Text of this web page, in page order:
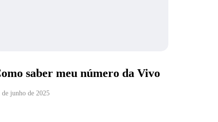
saber meu número da Vivo
de junho de 2025